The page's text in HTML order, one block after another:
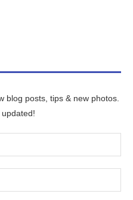
blog posts, tips & new photos.